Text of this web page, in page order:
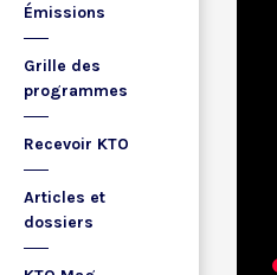
Émissions
Grille des
programmes
Recevoir KTO
Articles et
dossiers